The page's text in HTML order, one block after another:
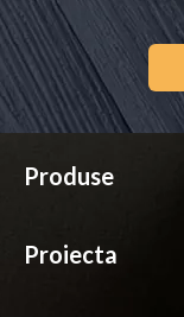
Produse
Proiecta